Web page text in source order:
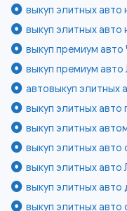
выкуп элитных авто
выкуп элитных авто
выкуп премиум авто
выкуп премиум авто
автовыкуп элитных
выкуп элитных авто
выкуп элитных
выкуп элитных
выкуп элитных авто
выкуп элитных
выкуп элитных